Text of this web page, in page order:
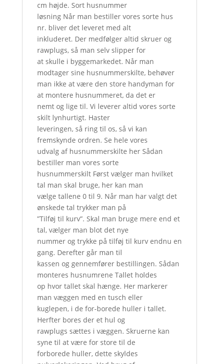
cm højde. Sort husnummer
løsning Når man bestiller vores sorte hus
nr. bliver det leveret med alt
inkluderet. Der medfølger altid skruer og
rawplugs, så man selv slipper for
at skulle i byggemarkedet. Når man
modtager sine husnummerskilte, behøver
man ikke at være den store handyman for
at montere husnummeret, da det er
nemt og lige til. Vi leverer altid vores sorte
skilt lynhurtigt. Haster
leveringen, så ring til os, så vi kan
fremskynde ordren. Se hele vores
udvalg af husnummerskilte her Sådan
bestiller man vores sorte
husnummerskilt Først vælger man hvilket
tal man skal bruge, her kan man
vælge tallene 0 til 9. Når man har valgt det
ønskede tal trykker man på
”Tilføj til kurv”. Skal man bruge mere end et
tal, vælger man blot det nye
nummer og trykke på tilføj til kurv endnu en
gang. Derefter går man til
kassen og gennemfører bestillingen. Sådan
monteres husnumrene Tallet holdes
op hvor tallet skal hænge. Her markerer
man væggen med en tusch eller
kuglepen, i de for-borede huller i tallet.
Herfter bores der et hul og
rawplugs sættes i væggen. Skruerne kan
syne til at være for store til de
forborede huller, dette skyldes